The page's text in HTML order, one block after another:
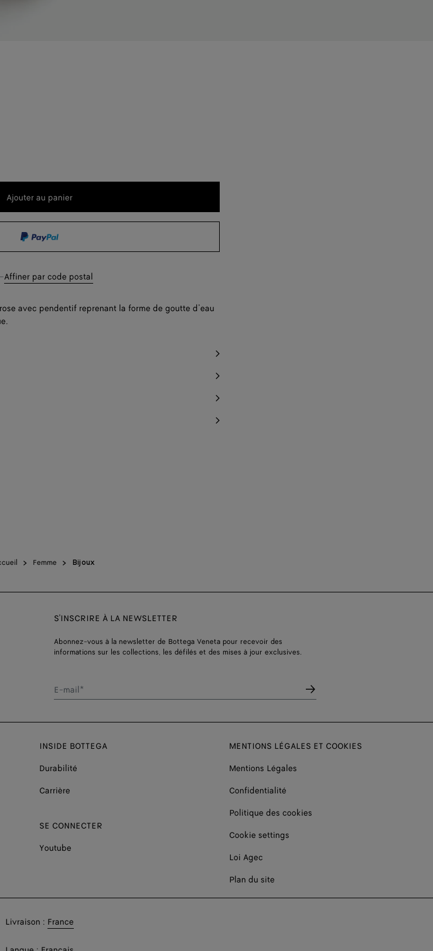
Ajouter
Ajouter au panier
Sélectionner
Affiner par code postal
avec pendentif reprenant la forme de goutte d’eau
Femme Bijoux
S'INSCRIRE À LA NEWSLETTER
Abonnez-vous à la newsletter de Bottega Veneta pour recevoir des
informations sur les collections, les défilés et des mises à jour exclusives.
E-mail*
INSIDE BOTTEGA
Durabilité
Carrière
SE CONNECTER
Youtube
MENTIONS LÉGALES ET COOKIES
Mentions Légales
Confidentialité
Politique des cookies
Cookie settings
Loi Agec
Plan du site
Livraison
Livraison : France